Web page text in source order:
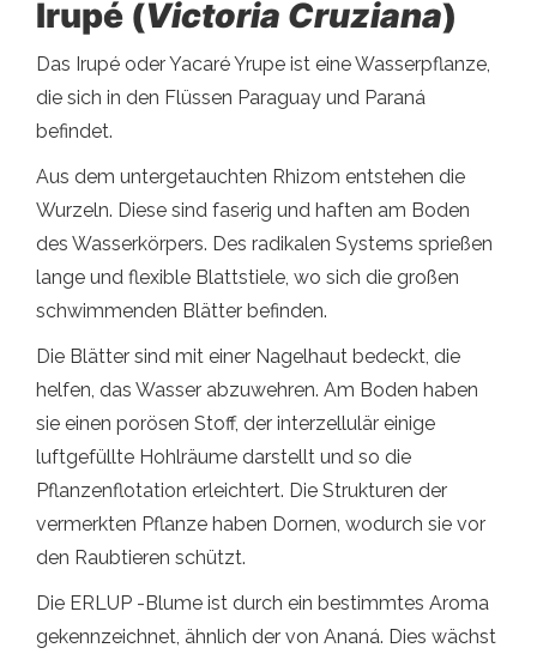
Irupé (Victoria Cruziana)
Das Irupé oder Yacaré Yrupe ist eine Wasserpflanze,
die sich in den Flüssen Paraguay und Paraná
befindet.
Aus dem untergetauchten Rhizom entstehen die
Wurzeln. Diese sind faserig und haften am Boden
des Wasserkörpers. Des radikalen Systems sprießen
lange und flexible Blattstiele, wo sich die großen
schwimmenden Blätter befinden.
Die Blätter sind mit einer Nagelhaut bedeckt, die
helfen, das Wasser abzuwehren. Am Boden haben
sie einen porösen Stoff, der interzellulär einige
luftgefüllte Hohlräume darstellt und so die
Pflanzenflotation erleichtert. Die Strukturen der
vermerkten Pflanze haben Dornen, wodurch sie vor
den Raubtieren schützt.
Die ERLUP -Blume ist durch ein bestimmtes Aroma
gekennzeichnet, ähnlich der von Ananá. Dies wächst